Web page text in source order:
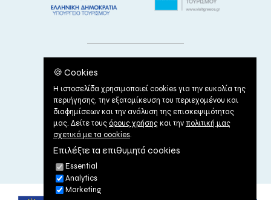
🍪 Cookies
Η ιστοσελίδα χρησιμοποιεί cookies για την ευκολία της
περιήγησης, την εξατομίκευση του περιεχομένου και
διαφημίσεων και την ανάλυση της επισκεψιμότητας
μας. Δείτε τους όρους χρήσηςκαι τηνπολιτική μας
σχετικά με τα cookies.
Επιλέξτε τα επιθυμητά cookies
Essential
Analytics
Marketing